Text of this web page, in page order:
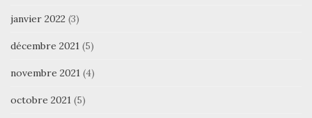
janvier 2022 (3)
décembre 2021 (5)
novembre 2021 (4)
octobre 2021 (5)